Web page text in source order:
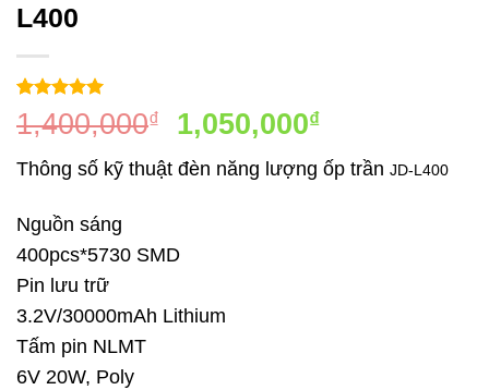
L400
5trên 5
dựa trên
1
1,400,000₫
Giá
gốc
là:
1,050,000₫Giá
hiện
tại
Thông số kỹ thuật đèn năng lượng ốp trần JD-L400
Nguồn sáng
400pcs*5730 SMD
Pin lưu trữ
3.2V/30000mAh Lithium
Tấm pin NLMT
6V 20W, Poly